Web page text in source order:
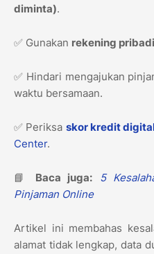
diminta).
✅ Gunakan rekening
✅ Hindari mengajukan
waktu bersamaan.
✅ Periksa skor kredit
Center.
📘 Baca juga:
5
Pinjaman Online
Artikel ini membahas
alamat tidak lengkap, data